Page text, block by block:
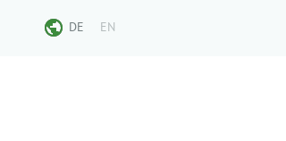
DE EN